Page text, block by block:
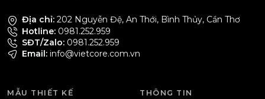
Địa chỉ: 202 Nguyễn Đệ, An Thới, Bình Thủy, Cần Thơ
Hotline: 0981.252.959
SĐT/Zalo: 0981.252.959
Email: info@vietcore.com.vn
MẪU THIẾT KẾ THÔNG TIN